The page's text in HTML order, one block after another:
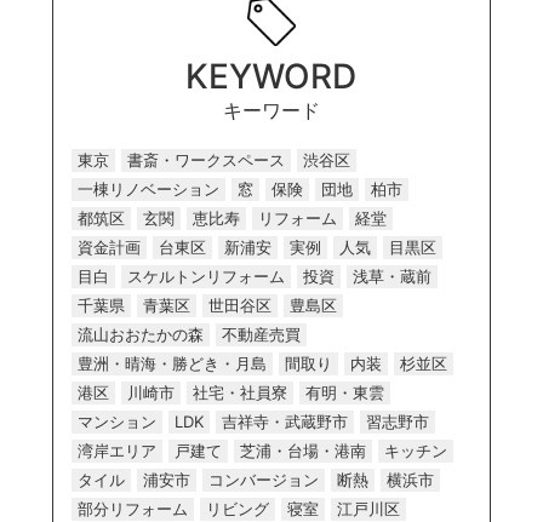
KEYWORD
キーワード
東京 書斎・ワークスペース
渋谷区
一棟リノベーション
窓 保険 団地
柏市
都筑区
玄関 恵比寿 リフォーム
経堂
資金計画
台東区 新浦安 実例 人気
目黒区
目白
スケルトンリフォーム 投資
浅草・蔵前
千葉県
青葉区 世田谷区
豊島区
流山おおたかの森
不動産売買
豊洲・晴海・勝どき・月島
間取り 内装
杉並区
港区
川崎市 社宅・社員寮
有明・東雲
マンション
LDK 吉祥寺・武蔵野市
習志野市
湾岸エリア
戸建て 芝浦・台場・港南
キッチン
タイル
浦安市 コンバージョン 断熱
横浜市
部分リフォーム
リビング 寝室
江戸川区